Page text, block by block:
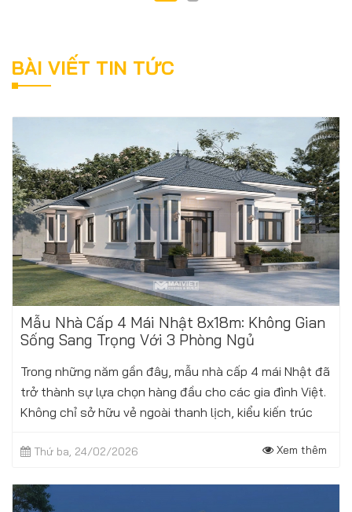
BÀI VIẾT TIN TỨC
Mẫu Nhà Cấp 4 Mái Nhật 8x18m: Không Gian
Sống Sang Trọng Với 3 Phòng Ngủ
Trong những năm gần đây, mẫu nhà cấp 4 mái Nhật đã
trở thành sự lựa chọn hàng đầu cho các gia đình Việt.
Không chỉ sở hữu vẻ ngoài thanh lịch, kiểu kiến trúc
Thứ ba, 24/02/2026 Xem thêm